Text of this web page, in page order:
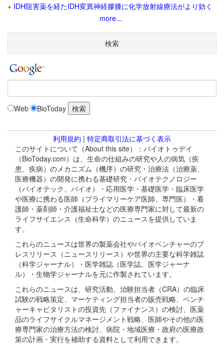
+ IDH阻害薬を経たIDH変異神経膠腫に化学放射線療法がより効く
more...
検索
Web BioToday
利用規約 | 特定商取引法に基づく表示
このサイトについて（About this site）：バイオトゥデイ
（BioToday.com）は、生命の仕組みの研究や人の病気（疾
患、疾病）のメカニズム（機序）の研究・治療法（治療薬、
医療機器）の開発に携わる基礎研究・バイオテクノロジー
（バイオテック、バイオ）・応用医学・基礎医学・臨床医学
や医療に携わる医師（プライマリーケア医師、専門医）・看
護師・薬剤師・介護福祉士などの医療専門家に対して最新の
ライフサイエンス（生命科学）のニュースを提供していま
す。
これらのニュースは世界の製薬会社やバイオベンチャーのプ
レスリリース（ニュースリリース）や世界の主要な科学雑誌
（科学ジャーナル）・医学雑誌（医学誌、医学ジャーナ
ル）・生物学ジャーナルを元に作製されています。
これらのニュースは、研究活動、治験担当者（CRA）の臨床
試験の戦略策定、マーケティング担当者の販売戦略、ベンチ
ャーキャピタリストの投資先（ファイナンス）の検討、医薬
品のライフサイクルマネージメント戦略、医師やその他の医
療専門家の治療方法の検討、病院・地域医療・政府の医療政
策の計画・実行を補助する資料として利用できます。